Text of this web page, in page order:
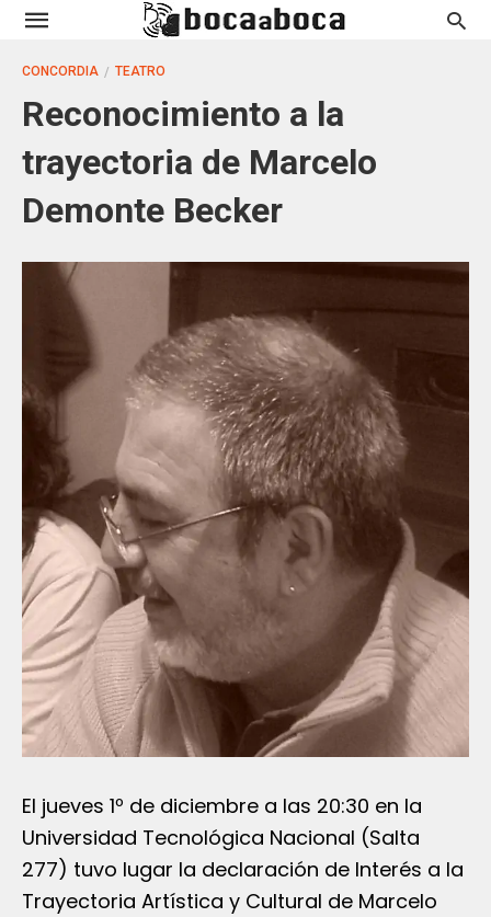
CONCORDIA TEATRO
Reconocimiento a la
trayectoria de Marcelo
Demonte Becker
El jueves 1º de diciembre a las 20:30 en la
Universidad Tecnológica Nacional (Salta
277) tuvo lugar la declaración de Interés a la
Trayectoria Artística y Cultural de Marcelo